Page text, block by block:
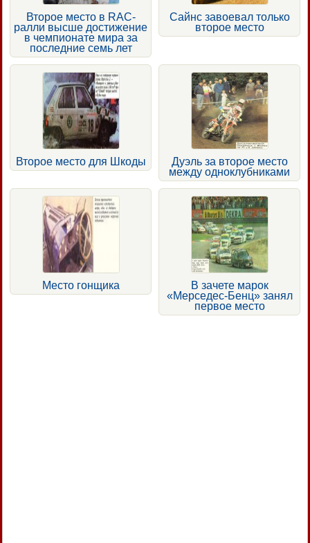
Второе место в RAС-
ралли высше достижение
в чемпионате мира за
последние семь лет
Сайнс завоевал только
второе место
Второе место для Шкоды
Дуэль за второе место
между одноклубниками
Место гонщика
В зачете марок
«Мерседес-Бенц» занял
первое место